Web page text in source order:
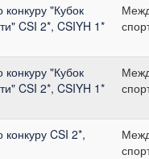
"Кубок
CSI 2*, CSIYH 1*
"Кубок
CSI 2*, CSIYH 1*
CSI 2*,